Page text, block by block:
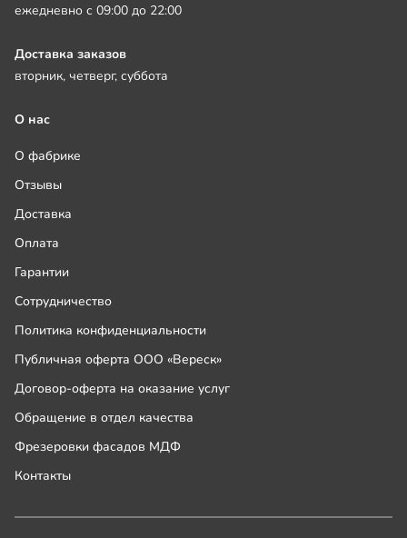
ежедневно с 09:00 до 22:00
Доставка заказов
вторник, четверг, суббота
О нас
О фабрике
Отзывы
Доставка
Оплата
Гарантии
Сотрудничество
Политика конфиденциальности
Публичная оферта ООО «Вереск»
Договор-оферта на оказание услуг
Обращение в отдел качества
Фрезеровки фасадов МДФ
Контакты